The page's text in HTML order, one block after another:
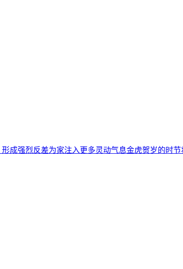
成强烈反差为家注入更多灵动气息金虎贺岁的时